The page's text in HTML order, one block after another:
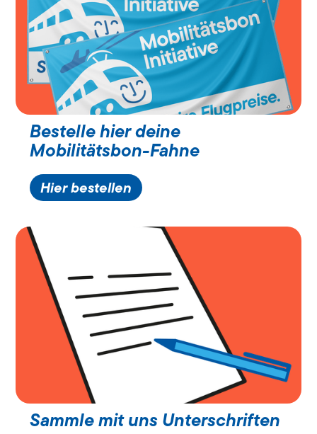
Bestelle hier deine
Mobilitätsbon-Fahne
Hier bestellen
Sammle mit uns Unterschriften